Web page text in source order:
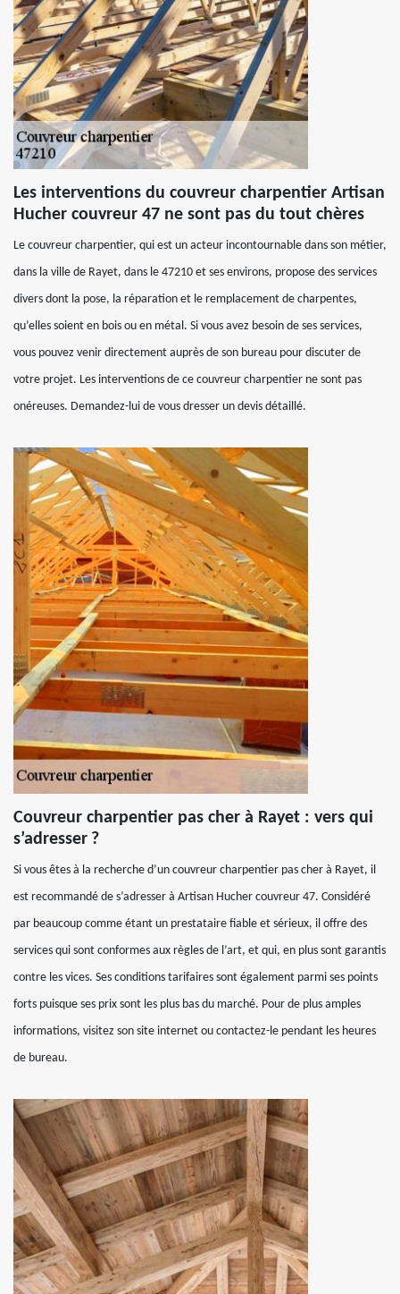
Les interventions du couvreur charpentier Artisan
Hucher couvreur 47 ne sont pas du tout chères
Le couvreur charpentier, qui est un acteur incontournable dans son métier,
dans la ville de Rayet, dans le 47210 et ses environs, propose des services
divers dont la pose, la réparation et le remplacement de charpentes,
qu’elles soient en bois ou en métal. Si vous avez besoin de ses services,
vous pouvez venir directement auprès de son bureau pour discuter de
votre projet. Les interventions de ce couvreur charpentier ne sont pas
onéreuses. Demandez-lui de vous dresser un devis détaillé.
Couvreur charpentier pas cher à Rayet : vers qui
s’adresser ?
Si vous êtes à la recherche d’un couvreur charpentier pas cher à Rayet, il
est recommandé de s’adresser à Artisan Hucher couvreur 47. Considéré
par beaucoup comme étant un prestataire fiable et sérieux, il offre des
services qui sont conformes aux règles de l’art, et qui, en plus sont garantis
contre les vices. Ses conditions tarifaires sont également parmi ses points
forts puisque ses prix sont les plus bas du marché. Pour de plus amples
informations, visitez son site internet ou contactez-le pendant les heures
de bureau.